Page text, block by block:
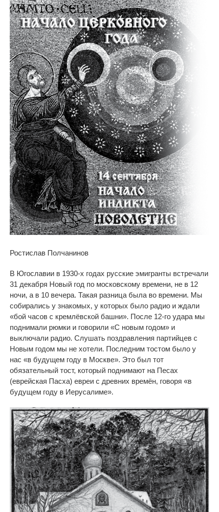
Ростислав Полчанинов
В Югославии в 1930-х годах русские эмигранты встречали
31 декабря Новый год по московскому времени, не в 12
ночи, а в 10 вечера. Такая разница была во времени. Мы
собирались у знакомых, у которых было радио и ждали
«бой часов с кремлёвской башни». После 12-го удара мы
поднимали рюмки и говорили «С новым годом» и
выключали радио. Слушать поздравления партийцев с
Новым годом мы не хотели. Последним тостом было у
нас «в будущем году в Москве». Это был тот
обязательный тост, который поднимают на Песах
(еврейская Пасха) евреи с древних времён, говоря «в
будущем году в Иерусалиме».